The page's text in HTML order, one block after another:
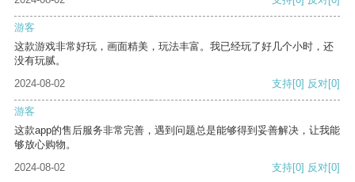
游客
这款游戏非常好玩，画面精美，玩法丰富。我已经玩了好几个小时，还
没有玩腻。
2024-08-02
支持[0] 反对[0]
游客
这款app的售后服务非常完善，遇到问题总是能够得到妥善解决，让我能
够放心购物。
2024-08-02
支持[0] 反对[0]